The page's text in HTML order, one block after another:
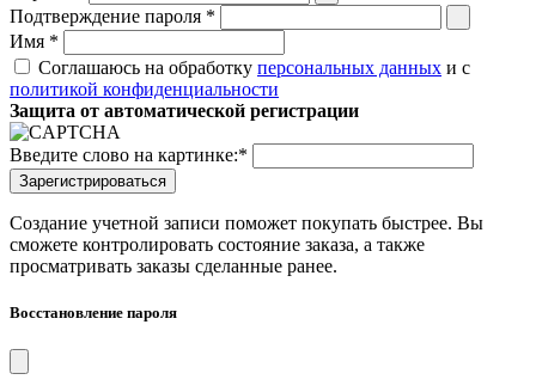
Подтверждение пароля *
Имя *
Соглашаюсь на обработку персональных данных и с
политикой конфиденциальности
Защита от автоматической регистрации
Введите слово на картинке:*
Создание учетной записи поможет покупать быстрее. Вы
сможете контролировать состояние заказа, а также
просматривать заказы сделанные ранее.
Восстановление пароля